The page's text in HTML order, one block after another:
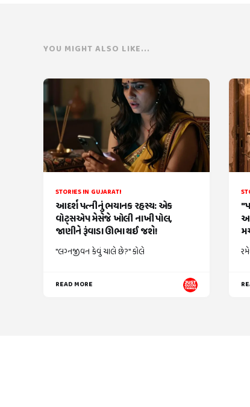
YOU MIGHT ALSO LIKE...
STORIES IN GUJARATI
આદર્શ પત્નીનું ભયાનક રહસ્ય: એક
વોટ્સએપ મેસેજે ખોલી નાખી પોલ,
જાણીને રૂંવાડા ઊભા થઈ જશે!
"લગ્નજીવન કેવું ચાલે છે?" કોલે
READ MORE